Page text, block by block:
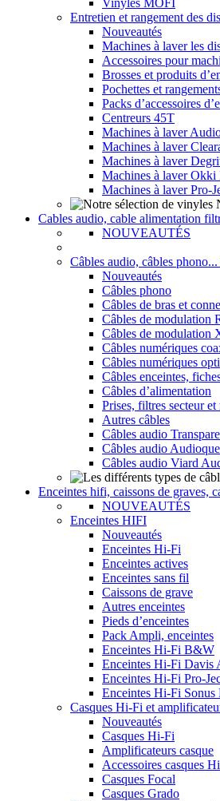
Vinyles MOFI
Entretien et rangement des
Nouveautés
Machines à laver les
Accessoires pour
Brosses et produits
Pochettes et
Packs d’accessoires
Centreurs 45T
Machines à laver
Machines à laver
Machines à laver
Machines à laver
Machines à laver Pro-
Cables audio, cable alimentation
NOUVEAUTÉS
Câbles audio, câbles
Nouveautés
Câbles phono
Câbles de bras et
Câbles de modulation
Câbles de modulation
Câbles numériques
Câbles numériques
Câbles enceintes,
Câbles d’alimentation
Prises, filtres secteur
Autres câbles
Câbles audio
Câbles audio
Câbles audio Viard
Enceintes hifi, caissons de graves,
NOUVEAUTÉS
Enceintes HIFI
Nouveautés
Enceintes Hi-Fi
Enceintes actives
Enceintes sans fil
Caissons de grave
Autres enceintes
Pieds d’enceintes
Pack Ampli, enceintes
Enceintes Hi-Fi B&W
Enceintes Hi-Fi Davis
Enceintes Hi-Fi Pro-
Enceintes Hi-Fi Sonus
Casques Hi-Fi et
Nouveautés
Casques Hi-Fi
Amplificateurs casque
Accessoires casques
Casques Focal
Casques Grado